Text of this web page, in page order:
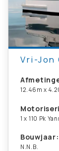
Vri-Jon
12.46m x
1 x 110 Pk
Bouwjaar:
N.N.B.